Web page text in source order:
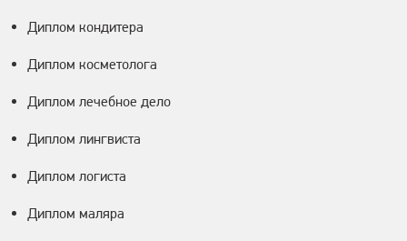
Диплом кондитера
Диплом косметолога
Диплом лечебное дело
Диплом лингвиста
Диплом логиста
Диплом маляра